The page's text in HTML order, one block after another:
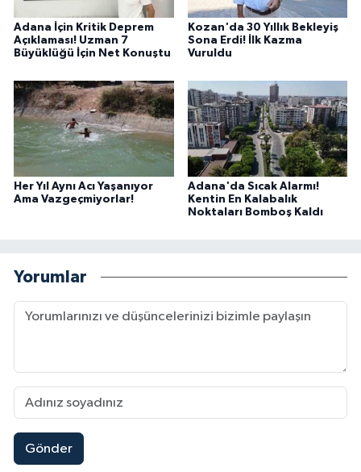
Adana İçin Kritik Deprem
Açıklaması! Uzman 7
Büyüklüğü İçin Net Konuştu
Kozan'da 30 Yıllık Bekleyiş
Sona Erdi! İlk Kazma
Vuruldu
Her Yıl Aynı Acı Yaşanıyor
Ama Vazgeçmiyorlar!
Adana'da Sıcak Alarmı!
Kentin En Kalabalık
Noktaları Bomboş Kaldı
Yorumlar
Gönder